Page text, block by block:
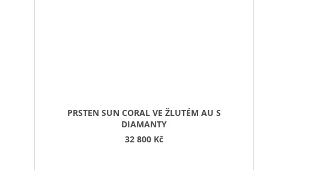
PRSTEN SUN CORAL VE ŽLUTÉM AU S
DIAMANTY
32 800 Kč